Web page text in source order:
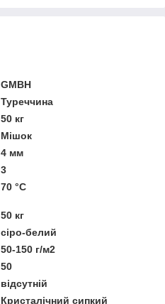
GMBH
Туреччина
50 кг
Мішок
4 мм
3
70 °С
50 кг
сіро-белий
50-150 г/м2
50
відсутній
Кристалічний сипкий